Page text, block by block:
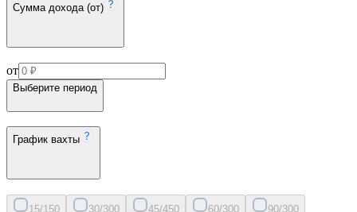
Сумма дохода (от)
от
Выберите период
График вахты
15/150 30/300 45/450 60/300 90/300